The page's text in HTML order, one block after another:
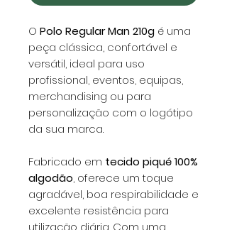
O Polo Regular Man 210g é uma
peça clássica, confortável e
versátil, ideal para uso
profissional, eventos, equipas,
merchandising ou para
personalização com o logótipo
da sua marca.
Fabricado em tecido piqué 100%
algodão, oferece um toque
agradável, boa respirabilidade e
excelente resistência para
utilização diária. Com uma